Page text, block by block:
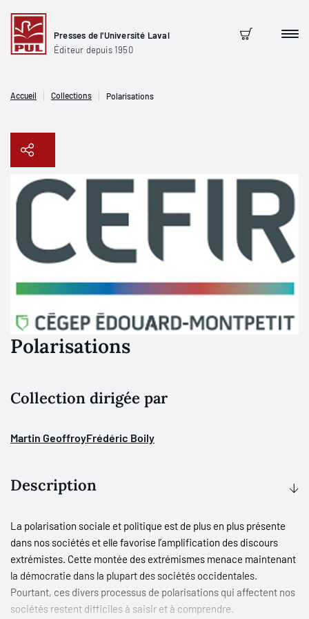
Presses de l'Université Laval
Éditeur depuis 1950
Panier
Accueil Collections Polarisations
Polarisations
Collection dirigée par
Martin GeoffroyFrédéric Boily
Description
La polarisation sociale et politique est de plus en plus présente
dans nos sociétés et elle favorise l’amplification des discours
extrémistes. Cette montée des extrémismes menace maintenant
la démocratie dans la plupart des sociétés occidentales.
Pourtant, ces divers processus de polarisations qui affectent nos
sociétés restent difficiles à saisir et à comprendre.